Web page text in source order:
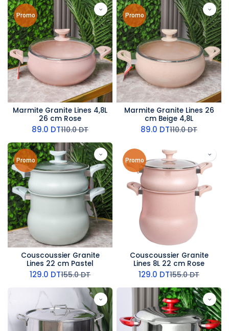
Promo
Marmite Granite Lines 4,8L
26 cm Rose
89.0 DT110.0DT
Promo
Marmite Granite Lines 26
cm Beige 4,8L
89.0 DT110.0DT
Promo
Couscoussier Granite
Lines 22 cm Pastel
129.0 DT155.0DT
Promo
Couscoussier Granite
Lines 8L 22 cm Rose
129.0 DT155.0DT